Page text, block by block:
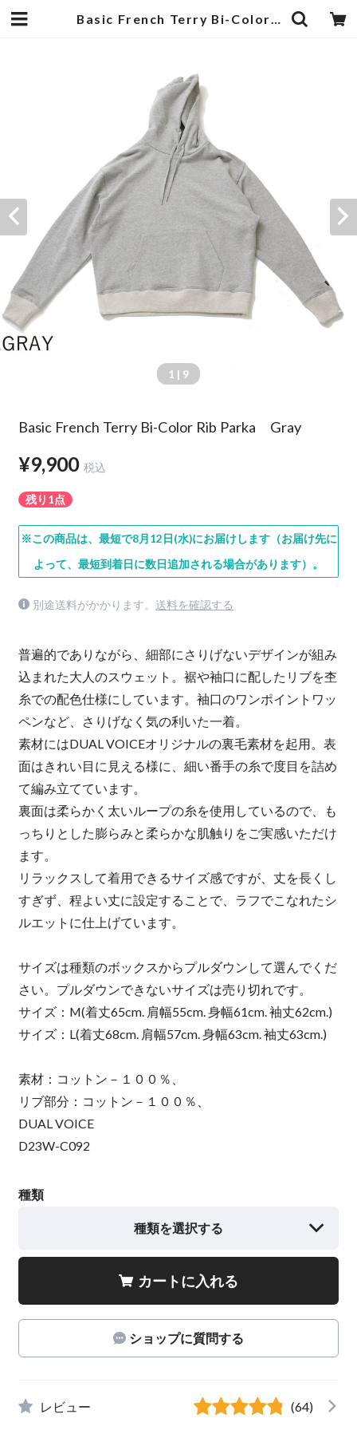
Basic French Terry Bi-Color Rib Parka Gray | 武蔵小杉のセレクトショップ【ナクール】-nakool-
1 | 9
Basic French Terry Bi-Color Rib Parka Gray
¥9,900 税込
残り1点
※この商品は、最短で8月12日(水)にお届けします（お届け先に
よって、最短到着日に数日追加される場合があります）。
別途送料がかかります。 送料を確認する
普遍的でありながら、細部にさりげないデザインが組み
込まれた大人のスウェット。裾や袖口に配したリブを杢
糸での配色仕様にしています。袖口のワンポイントワッ
ペンなど、さりげなく気の利いた一着。
素材にはDUAL VOICEオリジナルの裏毛素材を起用。表
面はきれい目に見える様に、細い番手の糸で度目を詰め
て編み立てています。
裏面は柔らかく太いループの糸を使用しているので、も
っちりとした膨らみと柔らかな肌触りをご実感いただけ
ます。
リラックスして着用できるサイズ感ですが、丈を長くし
すぎず、程よい丈に設定することで、ラフでこなれたシ
ルエットに仕上げています。
サイズは種類のボックスからプルダウンして選んでくだ
さい。プルダウンできないサイズは売り切れです。
サイズ：M(着丈65cm. 肩幅55cm. 身幅61cm. 袖丈62cm.)
サイズ：L(着丈68cm. 肩幅57cm. 身幅63cm. 袖丈63cm.)
素材：コットン－１００％、
リブ部分：コットン－１００％、
DUAL VOICE
D23W-C092
種類
種類を選択する
カートに入れる
ショップに質問する
レビュー (64)